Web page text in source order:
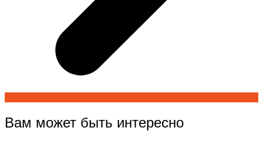
Вам может быть интересно